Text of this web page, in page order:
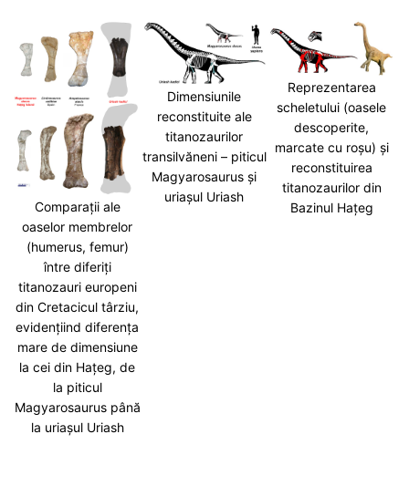
Comparații ale
oaselor membrelor
(humerus, femur)
între diferiți
titanozauri europeni
din Cretacicul târziu,
evidențiind diferența
mare de dimensiune
la cei din Hațeg, de
la piticul
Magyarosaurus până
la uriașul Uriash
Dimensiunile
reconstituite ale
titanozaurilor
transilvăneni – piticul
Magyarosaurus și
uriașul Uriash
Reprezentarea
scheletului (oasele
descoperite,
marcate cu roșu) și
reconstituirea
titanozaurilor din
Bazinul Hațeg